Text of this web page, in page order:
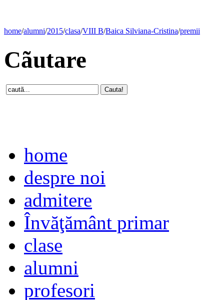
home/alumni/2015/clasa/VIII B/Baica Silviana-Cristina/premii
Cãutare
home
despre noi
admitere
Învăţământ primar
clase
alumni
profesori